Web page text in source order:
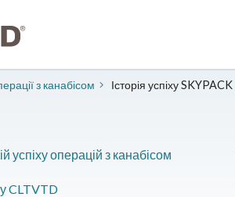
з канабісом Історія успіху SKYPACK
успіху операцій з канабісом
CLTVTD